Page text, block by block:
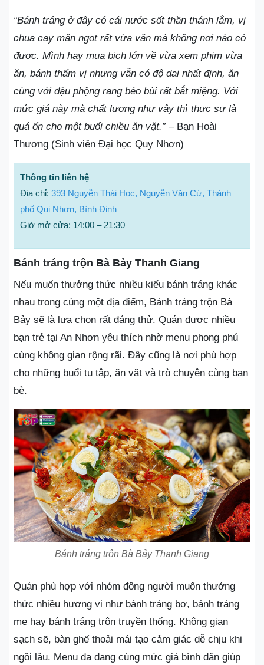
“Bánh tráng ở đây có cái nước sốt thần thánh lắm, vị
chua cay mặn ngọt rất vừa vặn mà không nơi nào có
được. Mình hay mua bịch lớn về vừa xem phim vừa
ăn, bánh thấm vị nhưng vẫn có độ dai nhất định, ăn
cùng với đậu phộng rang béo bùi rất bắt miệng. Với
mức giá này mà chất lượng như vậy thì thực sự là
quá ổn cho một buổi chiều ăn vặt.”– Bạn Hoài
Thương (Sinh viên Đại học Quy Nhơn)
Thông tin liên hệ
Địa chỉ: 393 Nguyễn Thái Học, Nguyễn Văn Cừ, Thành
phố Qui Nhơn, Bình Định
Giờ mở cửa: 14:00 – 21:30
Bánh tráng trộn Bà Bảy Thanh Giang
Nếu muốn thưởng thức nhiều kiểu bánh tráng khác
nhau trong cùng một địa điểm, Bánh tráng trộn Bà
Bảy sẽ là lựa chọn rất đáng thử. Quán được nhiều
bạn trẻ tại An Nhơn yêu thích nhờ menu phong phú
cùng không gian rộng rãi. Đây cũng là nơi phù hợp
cho những buổi tụ tập, ăn vặt và trò chuyện cùng bạn
bè.
Bánh tráng trộn Bà Bảy Thanh Giang
Quán phù hợp với nhóm đông người muốn thưởng
thức nhiều hương vị như bánh tráng bơ, bánh tráng
me hay bánh tráng trộn truyền thống. Không gian
sạch sẽ, bàn ghế thoải mái tạo cảm giác dễ chịu khi
ngồi lâu. Menu đa dạng cùng mức giá bình dân giúp